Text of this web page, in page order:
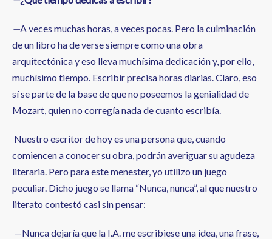
—A veces muchas horas, a veces pocas. Pero la culminación
de un libro ha de verse siempre como una obra
arquitectónica y eso lleva muchísima dedicación y, por ello,
muchísimo tiempo. Escribir precisa horas diarias. Claro, eso
sí se parte de la base de que no poseemos la genialidad de
Mozart, quien no corregía nada de cuanto escribía.
Nuestro escritor de hoy es una persona que, cuando
comiencen a conocer su obra, podrán averiguar su agudeza
literaria. Pero para este menester, yo utilizo un juego
peculiar. Dicho juego se llama “Nunca, nunca”, al que nuestro
literato contestó casi sin pensar:
—Nunca dejaría que la I.A. me escribiese una idea, una frase,